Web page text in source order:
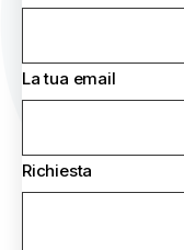
La tua email
Richiesta